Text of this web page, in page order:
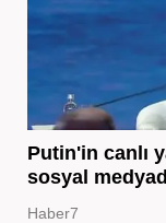
Putin'in canlı
sosyal
Haber7